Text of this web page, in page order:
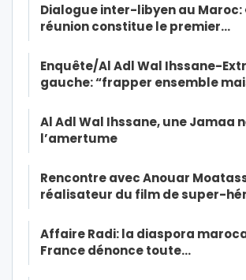
Dialogue inter-libyen au Maroc:
réunion constitue le premier…
Enquête/Al Adl Wal Ihssane-
gauche: “frapper ensemble
Al Adl Wal Ihssane, une Jamaa
l’amertume
Rencontre avec Anouar
réalisateur du film de super-
Affaire Radi: la diaspora
France dénonce toute…